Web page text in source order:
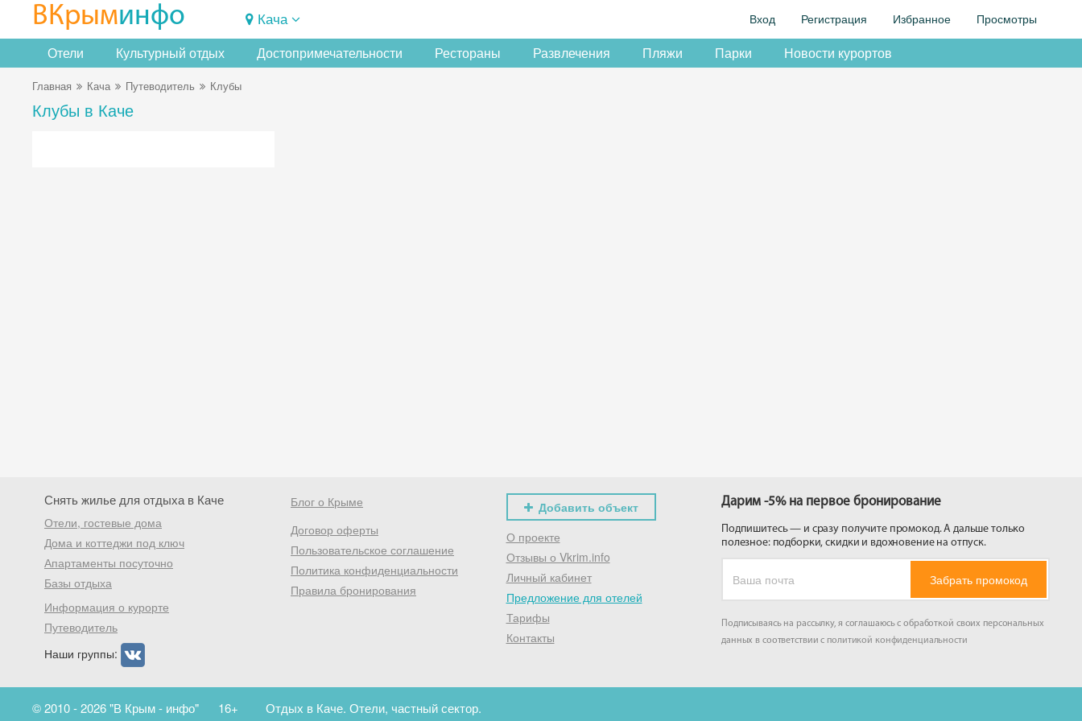
ВКрыминфо Кача Вход Регистрация Избранное Просмотры
Отели Культурный отдых Достопримечательности Рестораны Развлечения Пляжи Парки Новости курортов
Главная Кача Путеводитель Клубы
Клубы в Каче
Снять жилье для отдыха в Каче
Отели, гостевые дома
Дома и коттеджи под ключ
Апартаменты посуточно
Базы отдыха
Информация о курорте
Путеводитель
Наши группы:
Блог о Крыме
Договор оферты
Пользовательское соглашение
Политика конфиденциальности
Правила бронирования
Добавить объект
О проекте
Отзывы о Vkrim.info
Личный кабинет
Предложение для отелей
Тарифы
Контакты
Дарим -5% на первое бронирование
Подпишитесь — и сразу получите промокод. А дальше только
полезное: подборки, скидки и вдохновение на отпуск.
Забрать промокод
Подписываясь на рассылку, я соглашаюсь с обработкой своих персональных
данных в соответствии с политикой конфиденциальности
© 2010 - 2026 "В Крым - инфо" 16+ Отдых в Каче. Отели, частный сектор.